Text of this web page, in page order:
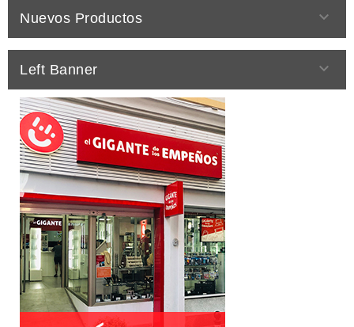
Nuevos Productos 
Left Banner 